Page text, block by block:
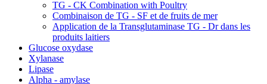
TG - CK Combination with Poultry
Combinaison de TG - SF et de fruits de mer
Application de la Transglutaminase TG - Dr dans les
produits laitiers
Glucose oxydase
Xylanase
Lipase
Alpha - amylase